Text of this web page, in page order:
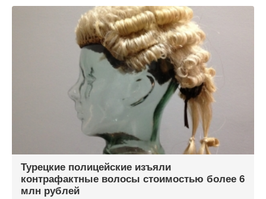
Турецкие полицейские изъяли
контрафактные волосы стоимостью более 6
млн рублей